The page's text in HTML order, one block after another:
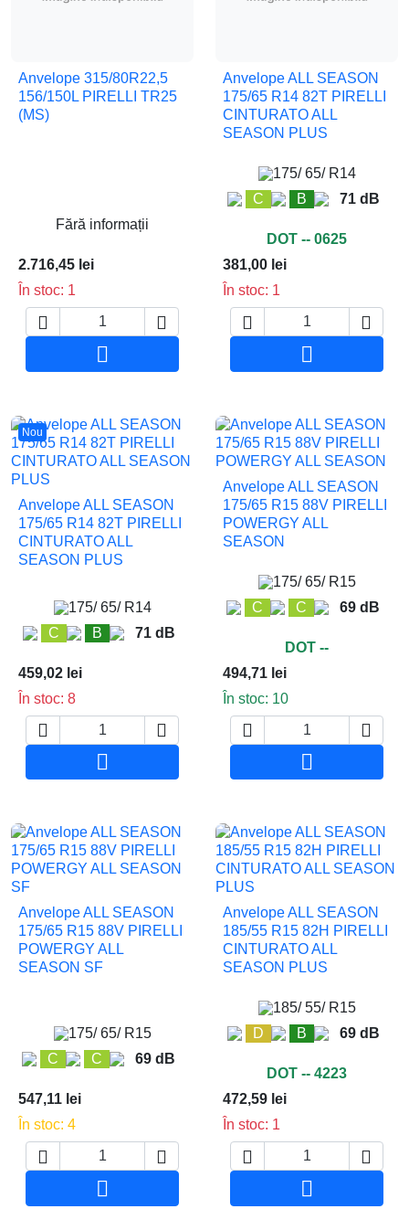
Anvelope 315/80R22,5
156/150L PIRELLI TR25
(MS)
Fără informații
2.716,45 lei
În stoc: 1
 

Anvelope ALL SEASON
175/65 R14 82T PIRELLI
CINTURATO ALL
SEASON PLUS
175/ 65/ R14
C
B 71 dB
DOT -- 0625
381,00 lei
În stoc: 1
 

Nou
Anvelope ALL SEASON
175/65 R14 82T PIRELLI
CINTURATO ALL
SEASON PLUS
175/ 65/ R14
C
B 71 dB
459,02 lei
În stoc: 8
 

Anvelope ALL SEASON
175/65 R15 88V PIRELLI
POWERGY ALL
SEASON
175/ 65/ R15
C
C 69 dB
DOT --
494,71 lei
În stoc: 10
 

Anvelope ALL SEASON
175/65 R15 88V PIRELLI
POWERGY ALL
SEASON SF
175/ 65/ R15
C
C 69 dB
547,11 lei
În stoc: 4
 

Anvelope ALL SEASON
185/55 R15 82H PIRELLI
CINTURATO ALL
SEASON PLUS
185/ 55/ R15
D
B 69 dB
DOT -- 4223
472,59 lei
În stoc: 1
 
